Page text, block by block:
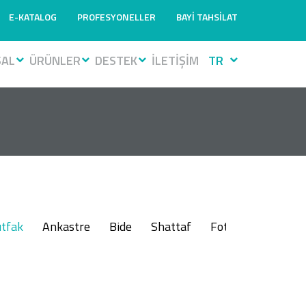
E-KATALOG PROFESYONELLER BAYİ TAHSİLAT
ÜRÜNLER DESTEK İLETİŞİM TR
Ankastre Bide Shattaf Fotoselli